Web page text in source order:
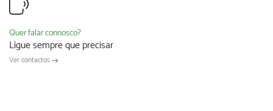
Quer falar connosco?
Ligue sempre que precisar
Ver contactos